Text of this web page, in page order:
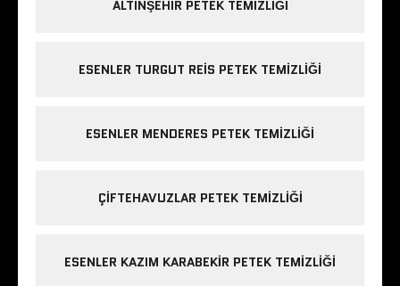
ALTINŞEHIR PETEK TEMIZLIĞI
ESENLER TURGUT REIS PETEK TEMIZLIĞI
ESENLER MENDERES PETEK TEMIZLIĞI
ÇIFTEHAVUZLAR PETEK TEMIZLIĞI
ESENLER KAZIM KARABEKIR PETEK TEMIZLIĞI